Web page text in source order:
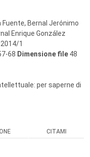
Fuente, Bernal Jerónimo
Enrique González
2014/1
68 Dimensione file 48
per saperne di
CITAMI